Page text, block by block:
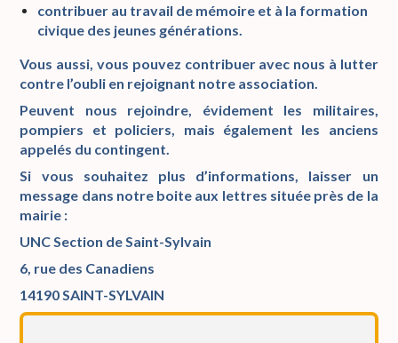
contribuer au travail de mémoire et à la formation
civique des jeunes générations.
Vous aussi, vous pouvez contribuer avec nous à lutter
contre l’oubli en rejoignant notre association.
Peuvent nous rejoindre, évidement les militaires,
pompiers et policiers, mais également les anciens
appelés du contingent.
Si vous souhaitez plus d’informations, laisser un
message dans notre boite aux lettres située près de la
mairie :
UNC Section de Saint-Sylvain
6, rue des Canadiens
14190 SAINT-SYLVAIN